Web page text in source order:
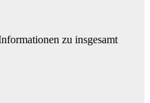
zu insgesamt